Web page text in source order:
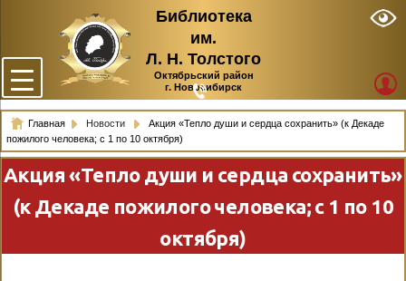
Библиотека
им.
Л. Н. Толстого
Октябрьский район
г. Новосибирск
Главная Новости
Акция «Тепло души и сердца сохранить» (к Декаде
пожилого человека; с 1 по 10 октября)
Акция «Тепло души и сердца сохранить»
(к Декаде пожилого человека; с 1 по 10
октября)